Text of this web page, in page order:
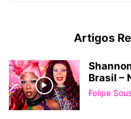
Artigos
Brasil –
Felipe